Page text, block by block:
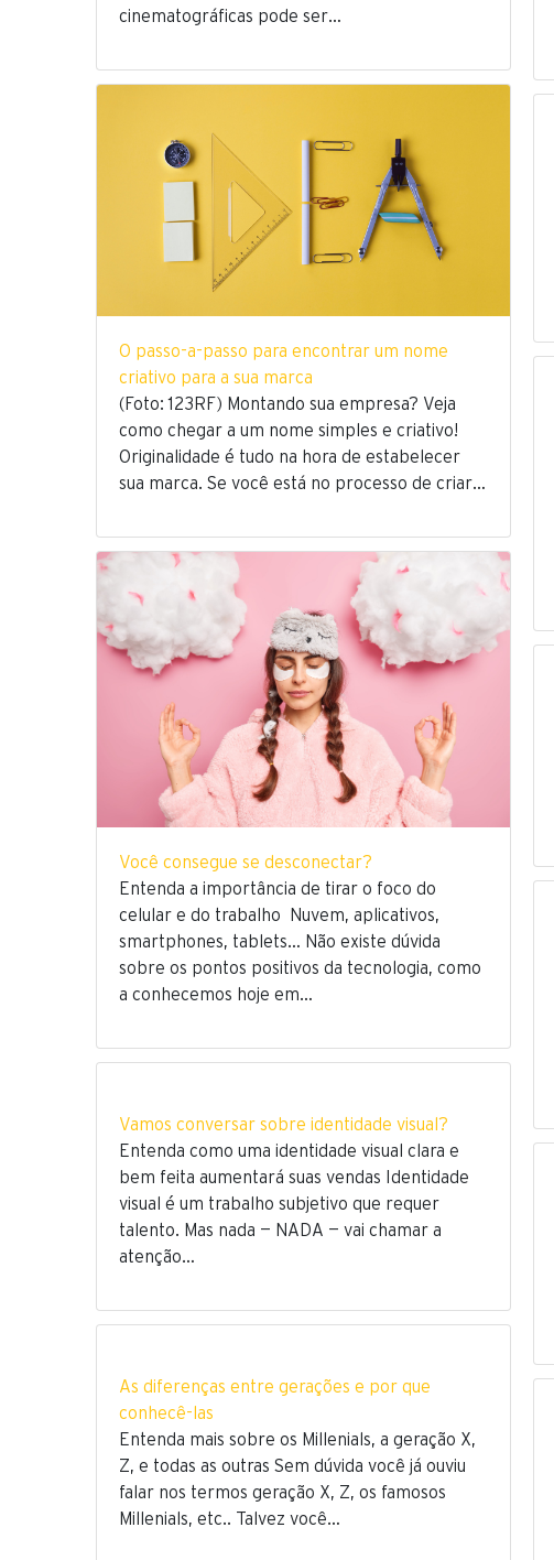
cinematográficas pode ser…
O passo-a-passo para encontrar um nome
criativo para a sua marca
(Foto: 123RF) Montando sua empresa? Veja
como chegar a um nome simples e criativo!
Originalidade é tudo na hora de estabelecer
sua marca. Se você está no processo de criar…
Você consegue se desconectar?
Entenda a importância de tirar o foco do
celular e do trabalho Nuvem, aplicativos,
smartphones, tablets… Não existe dúvida
sobre os pontos positivos da tecnologia, como
a conhecemos hoje em…
Vamos conversar sobre identidade visual?
Entenda como uma identidade visual clara e
bem feita aumentará suas vendas Identidade
visual é um trabalho subjetivo que requer
talento. Mas nada — NADA — vai chamar a
atenção…
As diferenças entre gerações e por que
conhecê-las
Entenda mais sobre os Millenials, a geração X,
Z, e todas as outras Sem dúvida você já ouviu
falar nos termos geração X, Z, os famosos
Millenials, etc.. Talvez você…